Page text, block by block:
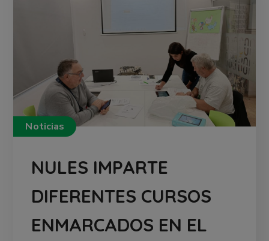
Noticias
NULES IMPARTE
DIFERENTES CURSOS
ENMARCADOS EN EL